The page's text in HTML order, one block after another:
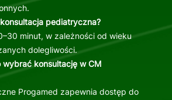
pediatryczna?
minut, w zależności od wieku
dolegliwości.
wybrać konsultację w CM
Progamed zapewnia dostęp do